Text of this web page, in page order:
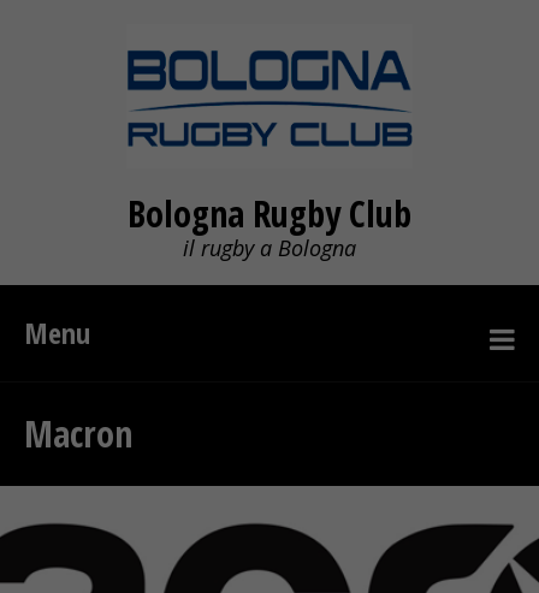
Bologna Rugby Club
il rugby a Bologna
Menu
Macron